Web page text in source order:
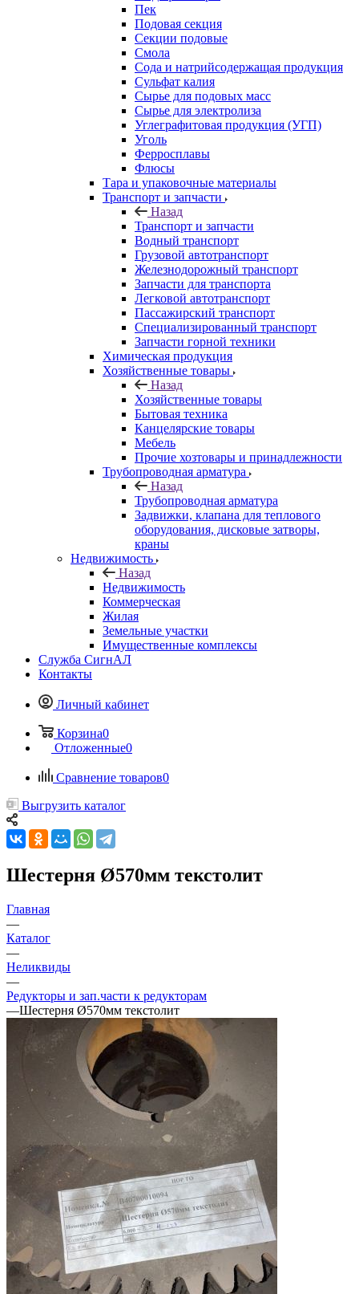
Пек
Подовая секция
Секции подовые
Смола
Сода и натрийсодержащая продукция
Сульфат калия
Сырье для подовых масс
Сырье для электролиза
Углеграфитовая продукция (УГП)
Уголь
Ферросплавы
Флюсы
Тара и упаковочные материалы
Транспорт и запчасти
Назад
Транспорт и запчасти
Водный транспорт
Грузовой автотранспорт
Железнодорожный транспорт
Запчасти для транспорта
Легковой автотранспорт
Пассажирский транспорт
Специализированный транспорт
Запчасти горной техники
Химическая продукция
Хозяйственные товары
Назад
Хозяйственные товары
Бытовая техника
Канцелярские товары
Мебель
Прочие хозтовары и принадлежности
Трубопроводная арматура
Назад
Трубопроводная арматура
Задвижки, клапана для теплового
оборудования, дисковые затворы,
краны
Недвижимость
Назад
Недвижимость
Коммерческая
Жилая
Земельные участки
Имущественные комплексы
Служба СигнАЛ
Контакты
Личный кабинет
Корзина0
Отложенные0
Сравнение товаров0
Выгрузить каталог
Шестерня Ø570мм текстолит
Главная
—
Каталог
—
Неликвиды
—
Редукторы и зап.части к редукторам
—Шестерня Ø570мм текстолит